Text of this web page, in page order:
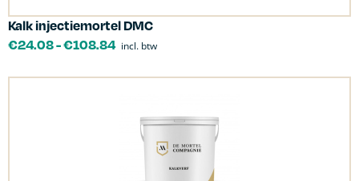
Kalk injectiemortel DMC
€24.08-€108.84 incl. btw